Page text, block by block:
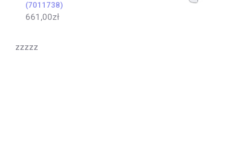
(7011738)
661,00zł
zzzzz